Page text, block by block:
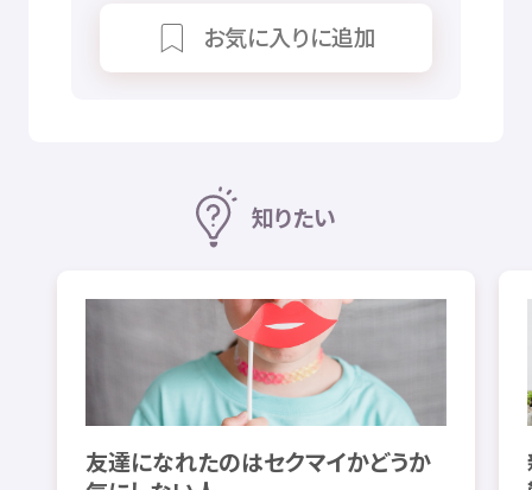
お気に入りに追加
知りたい
友達になれたのはセクマイかどうか